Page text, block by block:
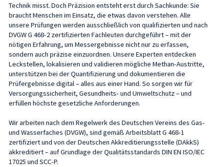
Technik misst. Doch Präzision entsteht erst durch Sachkunde: Sie
braucht Menschen im Einsatz, die etwas davon verstehen. Alle
unsere Prüfungen werden ausschließlich von qualifizierten und nach
DVGW G 468-2 zertifizierten Fachleuten durchgeführt – mit der
nötigen Erfahrung, um Messergebnisse nicht nur zu erfassen,
sondern auch präzise einzuordnen. Unsere Experten entdecken
Leckstellen, lokalisieren und validieren mögliche Methan-Austritte,
unterstützen bei der Quantifizierung und dokumentieren die
Prüfergebnisse digital – alles aus einer Hand. So sorgen wir für
Versorgungssicherheit, Gesundheits- und Umweltschutz – und
erfüllen höchste gesetzliche Anforderungen.
Wir arbeiten nach dem Regelwerk des Deutschen Vereins des Gas-
und Wasserfaches (DVGW), sind gemäß Arbeitsblatt G 468-1
zertifiziert und von der Deutschen Akkreditierungsstelle (DAkkS)
akkreditiert – auf Grundlage der Qualitätsstandards DIN EN ISO/IEC
17025 und SCC-P.